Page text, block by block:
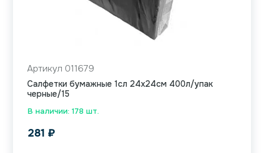
В наличии: 178 шт.
Артикул 011679
Салфетки бумажные 1сл 24х24см 400л/упак
черные/15
281 ₽